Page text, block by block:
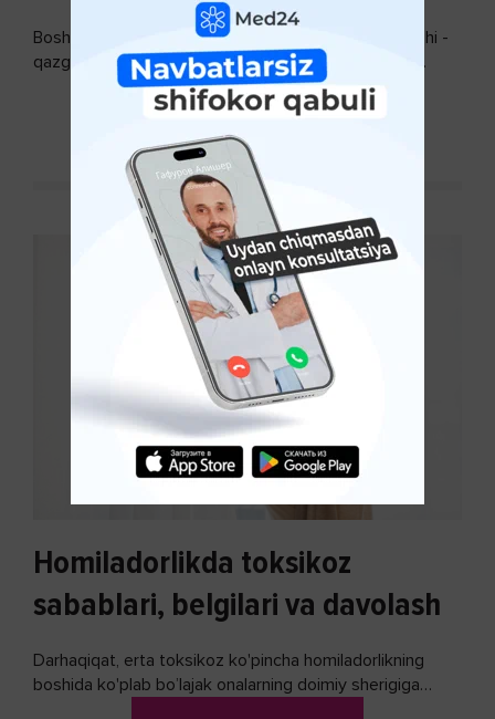
Bosh terisidagi mayda yoki katta teri bo’laklari ajralishi -
qazg’oq deyiladi. Ular katta miqdorda bo’lsa, kiyim-
kechakka tushib, yoqimsiz...
DAVOMINI O'QISH
Homiladorlikda toksikoz
sabablari, belgilari va davolash
Darhaqiqat, erta toksikoz ko'pincha homiladorlikning
boshida ko'plab bo’lajak onalarning doimiy sherigiga